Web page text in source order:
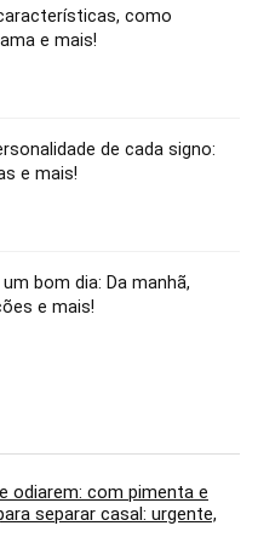
como
e mais!
de cada signo:
e mais!
bom dia: Da manhã,
e mais!
odiarem: com pimenta e
separar casal: urgente,